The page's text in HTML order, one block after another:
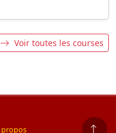
Voir toutes les courses
propos